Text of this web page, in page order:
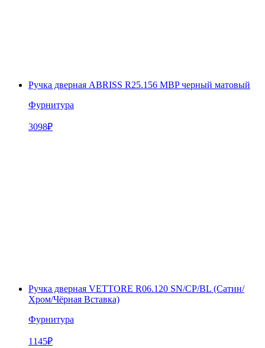
Ручка дверная ABRISS R25.156 MBP черный матовый
Фурнитура
3098₽
Ручка дверная VЕTTORE R06.120 SN/CP/BL (Сатин/
Хром/Чёрная Вставка)
Фурнитура
1145₽